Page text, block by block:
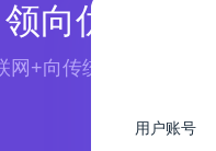
领向优航
+向传统行业赋能 ——
用户账号